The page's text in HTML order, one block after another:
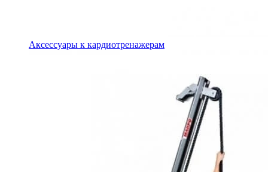
Аксессуары к кардиотренажерам